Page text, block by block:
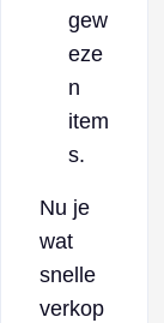
gew
eze
n
item
s.
Nu je
wat
snelle
verkop